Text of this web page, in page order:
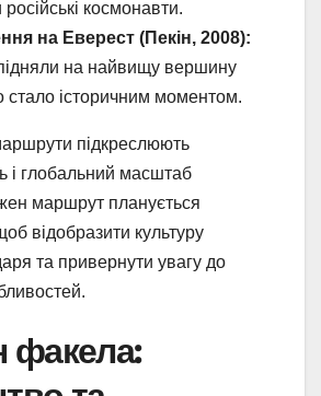
космонавти.
на Еверест (Пекін, 2008):
на найвищу вершину
стало історичним моментом.
підкреслюють
і глобальний масштаб
маршрут планується
відобразити культуру
та привернути увагу до
факела: